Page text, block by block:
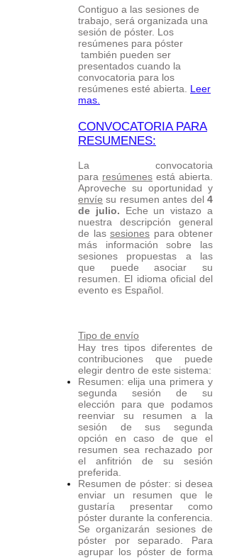
Contiguo a las sesiones de
trabajo, será organizada una
sesión de póster. Los
resúmenes para póster
también pueden ser
presentados cuando la
convocatoria para los
resúmenes esté abierta.
Leer
mas.
CONVOCATORIA PARA
RESUMENES:
La convocatoria
para resúmenes está abierta.
Aproveche su oportunidad y
envíe su resumen antes del 4
de julio. Eche un vistazo a
nuestra descripción general
de las sesiones para obtener
más información sobre las
sesiones propuestas a las
que puede asociar su
resumen. El idioma oficial del
evento es Español.
Tipo de envío
Hay tres tipos diferentes de
contribuciones que puede
elegir dentro de este sistema:
Resumen: elija una primera y
segunda sesión de su
elección para que podamos
reenviar su resumen a la
sesión de sus segunda
opción en caso de que el
resumen sea rechazado por
el anfitrión de su sesión
preferida.
Resumen de póster: si desea
enviar un resumen que le
gustaría presentar como
póster durante la conferencia.
Se organizarán sesiones de
póster por separado. Para
agrupar los póster de forma